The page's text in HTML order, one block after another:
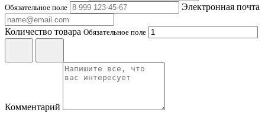
Обязательное поле Электронная почта
Количество товара Обязательное поле
Комментарий